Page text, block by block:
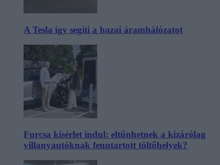
A Tesla így segíti a hazai áramhálózatot
Furcsa kísérlet indul: eltűnhetnek a kizárólag
villanyautóknak fenntartott töltőhelyek?